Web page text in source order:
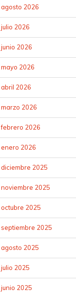
agosto 2026
julio 2026
junio 2026
mayo 2026
abril 2026
marzo 2026
febrero 2026
enero 2026
diciembre 2025
noviembre 2025
octubre 2025
septiembre 2025
agosto 2025
julio 2025
junio 2025